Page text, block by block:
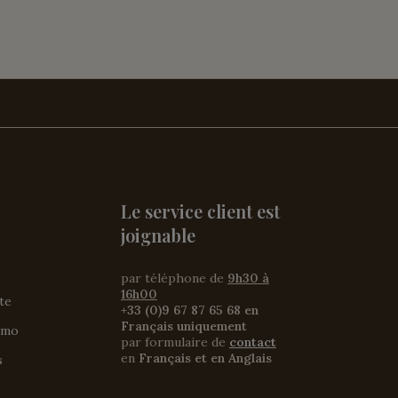
Le service client est
joignable
par téléphone de 9h30 à
16h00
+33 (0)9 67 87 65 68 en
Français uniquement
par formulaire de contact
en Français et en Anglais